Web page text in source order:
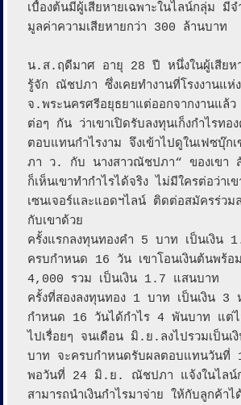
เบื้องต้นมีผู้เสียหายเฉพาะในไลน์กลุ่ม
มูลค่าความเสียหายกว่า 300 ล้านบาท
น.ส.ฤดีมาศ อายุ 28 ปี หนึ่งในผู้เสียหา
รู้จัก ณัชปภา ซึ่งเคยทำงานที่โรงงานแห่
จ.พระนครศรีอยุธยาแต่ออกจากงานแล้
ต่อๆ กัน ว่าเขาเปิดรับลงทุนเก็งกำไรทอ
ตอบแทนกำไรงาม จึงเข้าไปดูในเฟซบุ๊
ภา ว. กับ นางสาวณัชปภา“ ของเขา สั
ก็เห็นเขาทำกำไรได้จริง ไม่มีใครต่อว่าเ
เซนเจอร์และแอดฯไลน์ ติดต่อสมัครร่วม
กับเขาด้วย
ครั้งแรกลงทุนทองคำ 5 บาท เป็นเงิน
ครบกำหนด 16 วัน เขาโอนเงินต้นพร้อ
4,000 รวม เป็นเงิน 1.7 แสนบาท
ครั้งที่สองลงทุนทอง 1 บาท เป็นเงิน 3
กำหนด 16 วันได้กำไร 4 พันบาท แต่ไ
ไปเรื่อยๆ จนเดือน มิ.ย.ลงไปรวมเป็น
บาท จะครบกำหนดรับผลตอบแทนวั
พอวันที่ 24 มิ.ย. ณัชปภา แจ้งในไลน์
สามารถนำเงินกำไรมาจ่าย ให้กับลูกค้า